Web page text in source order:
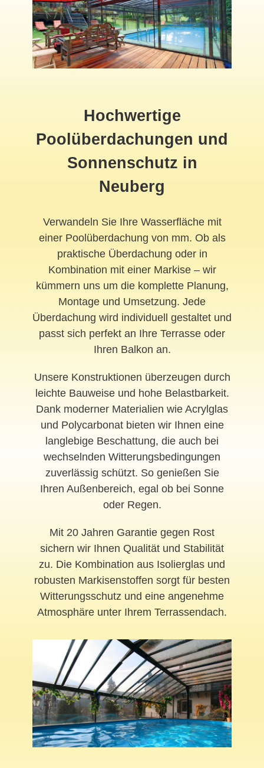
Hochwertige
Poolüberdachungen und
Sonnenschutz in
Neuberg
Verwandeln Sie Ihre Wasserfläche mit
einer Poolüberdachung von mm. Ob als
praktische Überdachung oder in
Kombination mit einer Markise – wir
kümmern uns um die komplette Planung,
Montage und Umsetzung. Jede
Überdachung wird individuell gestaltet und
passt sich perfekt an Ihre Terrasse oder
Ihren Balkon an.
Unsere Konstruktionen überzeugen durch
leichte Bauweise und hohe Belastbarkeit.
Dank moderner Materialien wie Acrylglas
und Polycarbonat bieten wir Ihnen eine
langlebige Beschattung, die auch bei
wechselnden Witterungsbedingungen
zuverlässig schützt. So genießen Sie
Ihren Außenbereich, egal ob bei Sonne
oder Regen.
Mit 20 Jahren Garantie gegen Rost
sichern wir Ihnen Qualität und Stabilität
zu. Die Kombination aus Isolierglas und
robusten Markisenstoffen sorgt für besten
Witterungsschutz und eine angenehme
Atmosphäre unter Ihrem Terrassendach.